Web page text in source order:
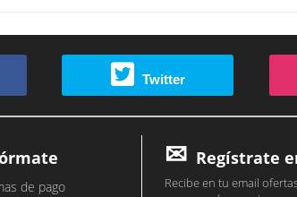
Twitter
de pago
Regístrate
Recibe en tu email